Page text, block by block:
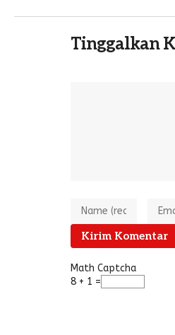
Tinggalkan
Math Captcha
8 + 1 =